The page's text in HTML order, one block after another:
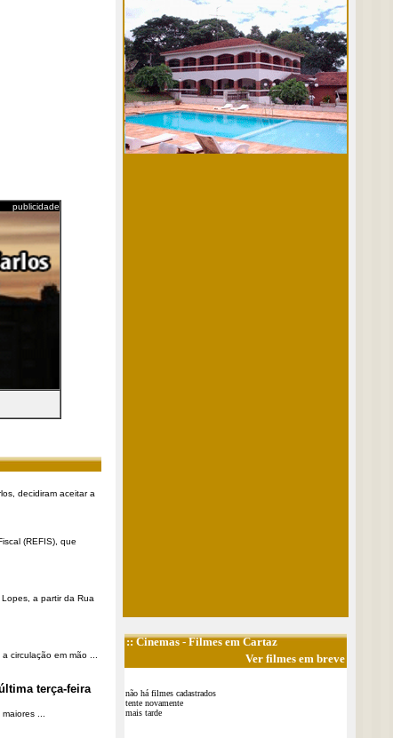
publicidade
decidiram aceitar a
(REFIS), que
a partir da Rua
circulação em mão ...
terça-feira
...
::Cinemas- Filmes em Cartaz
Ver filmes em breve
não há filmes cadastrados
tente novamente
mais tarde